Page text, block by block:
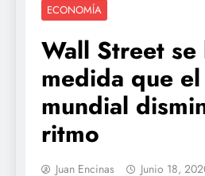
ECONOMÍA
Wall Street se
medida que
mundial
ritmo
Juan Encinas Junio 18,